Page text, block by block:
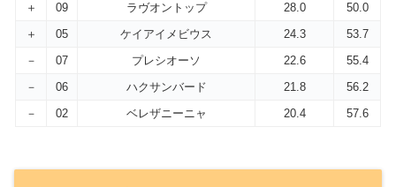
＋
09 ラヴオントップ 28.0
50.0
＋
05 ケイアイメビウス 24.3
53.7
－
07 プレシオーソ 22.6
55.4
－
06 ハクサンバード 21.8
56.2
－
02 ベレザニーニャ 20.4 57.6